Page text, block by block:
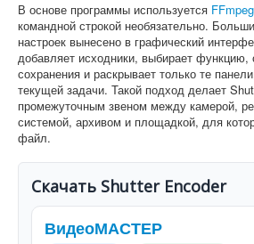
В основе программы используется FFmpeg
командной строкой необязательно.
настроек вынесено в графический
добавляет исходники, выбирает функцию,
сохранения и раскрывает только те
текущей задачи. Такой подход делает
промежуточным звеном между камерой,
системой, архивом и площадкой, для
файл.
Скачать Shutter Encoder
ВидеоМАСТЕР